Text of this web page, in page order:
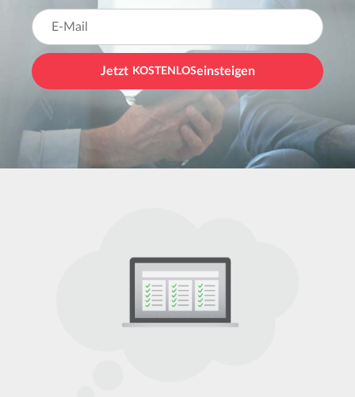
Jetzt KOSTENLOSeinsteigen